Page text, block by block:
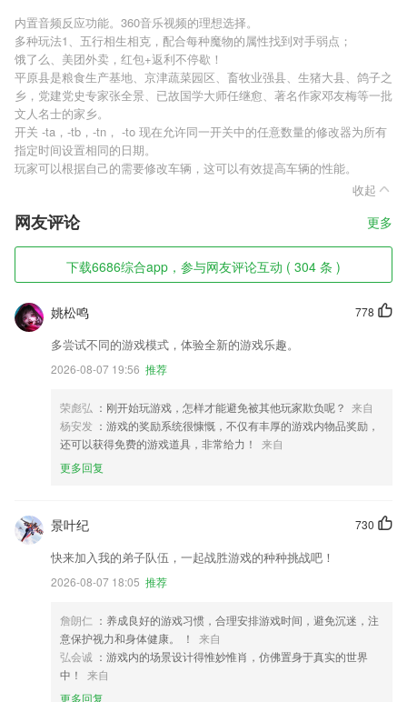
内置音频反应功能。360音乐视频的理想选择。
多种玩法1、五行相生相克，配合每种魔物的属性找到对手弱点；
饿了么、美团外卖，红包+返利不停歇！
平原县是粮食生产基地、京津蔬菜园区、畜牧业强县、生猪大县、鸽子之
乡，党建党史专家张全景、已故国学大师任继愈、著名作家邓友梅等一批
文人名士的家乡。
开关 -ta，-tb，-tn， -to 现在允许同一开关中的任意数量的修改器为所有
指定时间设置相同的日期。
玩家可以根据自己的需要修改车辆，这可以有效提高车辆的性能。
收起
网友评论 更多
下载6686综合app，参与网友评论互动 ( 304 条 )
778
姚松鸣
多尝试不同的游戏模式，体验全新的游戏乐趣。
2026-08-07 19:56 推荐
荣彪弘 ：刚开始玩游戏，怎样才能避免被其他玩家欺负呢？ 来自
杨安发 ：游戏的奖励系统很慷慨，不仅有丰厚的游戏内物品奖励，
还可以获得免费的游戏道具，非常给力！
来自
更多回复
730
景叶纪
快来加入我的弟子队伍，一起战胜游戏的种种挑战吧！
2026-08-07 18:05 推荐
詹朗仁 ：养成良好的游戏习惯，合理安排游戏时间，避免沉迷，注
意保护视力和身体健康。 ！
来自
弘会诚 ：游戏内的场景设计得惟妙惟肖，仿佛置身于真实的世界
中！
来自
更多回复